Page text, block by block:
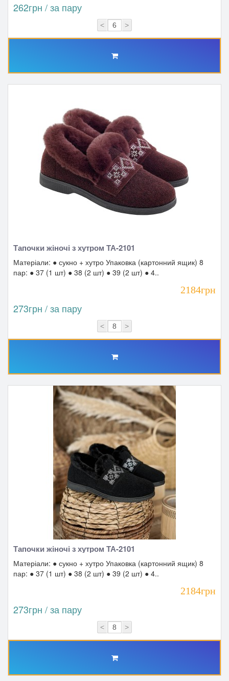
262грн / за пару
< >
Тапочки жіночі з хутром ТА-2101
Матеріали: ● сукно + хутро Упаковка (картонний ящик) 8
пар: ● 37 (1 шт) ● 38 (2 шт) ● 39 (2 шт) ● 4..
2184грн
273грн / за пару
< >
Тапочки жіночі з хутром ТА-2101
Матеріали: ● сукно + хутро Упаковка (картонний ящик) 8
пар: ● 37 (1 шт) ● 38 (2 шт) ● 39 (2 шт) ● 4..
2184грн
273грн / за пару
< >